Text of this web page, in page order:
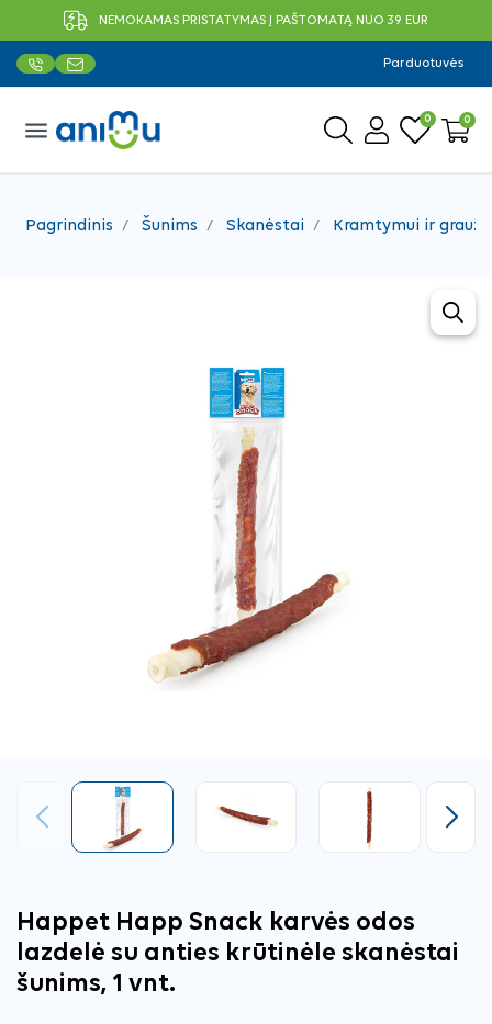
NEMOKAMAS PRISTATYMAS Į PAŠTOMATĄ NUO 39 EUR
Parduotuvės
menu 0 0
Pagrindinis Šunims Skanėstai Kramtymui ir
Ankstesnis Tęsti
Happet Happ Snack karvės odos
lazdelė su anties krūtinėle skanėstai
šunims, 1 vnt.